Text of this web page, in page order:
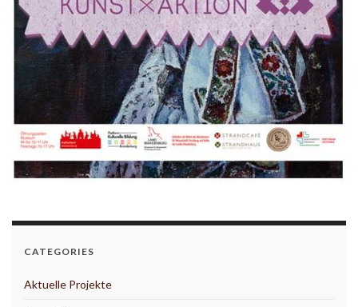
CATEGORIES
Aktuelle Projekte